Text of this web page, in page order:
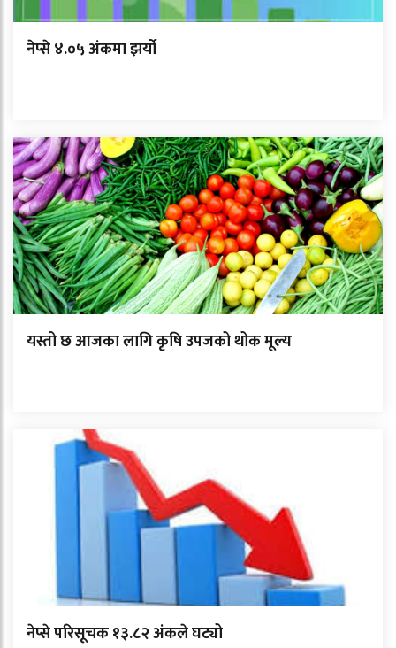
नेप्से ४.०५ अंकमा झर्यो
यस्तो छ आजका लागि कृषि उपजको थोक मूल्य
नेप्से परिसूचक १३.८२ अंकले घट्यो